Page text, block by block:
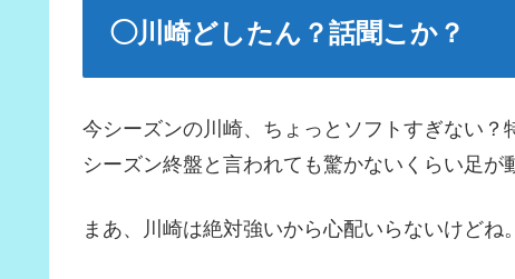
◯川崎どしたん？話聞こか？
今シーズンの川崎、ちょっとソフトすぎない？
シーズン終盤と言われても驚かないくらい足が
まあ、川崎は絶対強いから心配いらないけどね。